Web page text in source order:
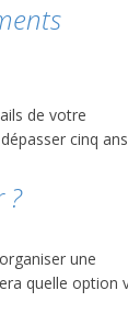
de votre
cinq
?
une
quelle option